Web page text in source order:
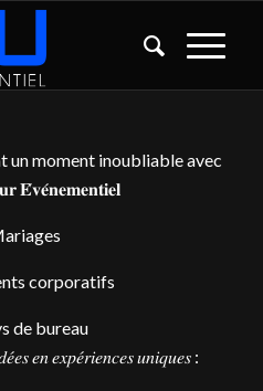
un moment inoubliable avec
𝐄́𝐯𝐞́𝐧𝐞𝐦𝐞𝐧𝐭𝐢𝐞𝐥
corporatifs
de bureau
𝑒𝑛 𝑒𝑥𝑝𝑒́𝑟𝑖𝑒𝑛𝑐𝑒𝑠 𝑢𝑛𝑖𝑞𝑢𝑒𝑠 :